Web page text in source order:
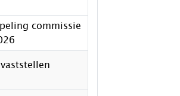
commissie